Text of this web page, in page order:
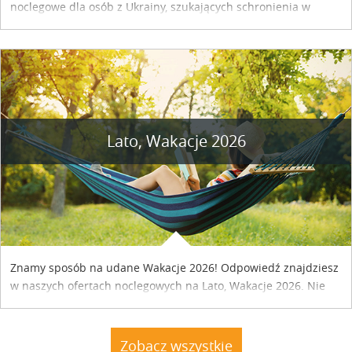
noclegowe dla osób z Ukrainy, szukających schronienia w
Lato, Wakacje 2026
Znamy sposób na udane Wakacje 2026! Odpowiedź znajdziesz
w naszych ofertach noclegowych na Lato, Wakacje 2026. Nie
Zobacz wszystkie